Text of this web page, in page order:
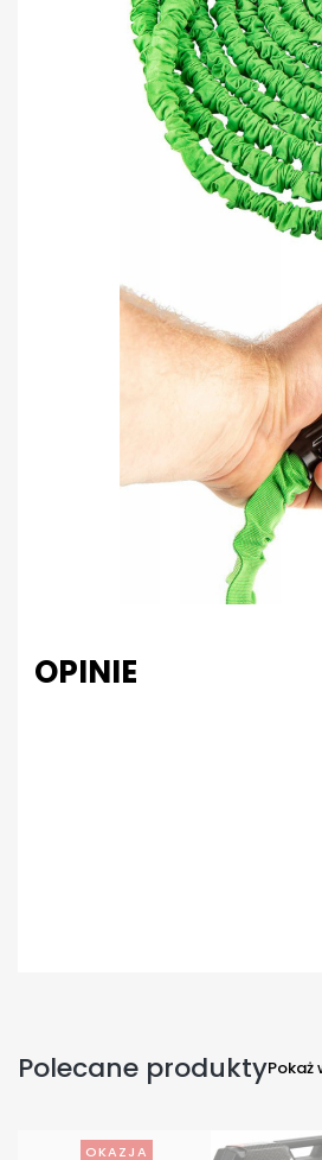
OPINIE
Polecane produktyPokaż
OKAZJA